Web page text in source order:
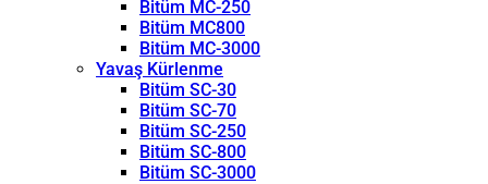
Bitüm MC-250
Bitüm MC800
Bitüm MC-3000
Yavaş Kürlenme
Bitüm SC-30
Bitüm SC-70
Bitüm SC-250
Bitüm SC-800
Bitüm SC-3000